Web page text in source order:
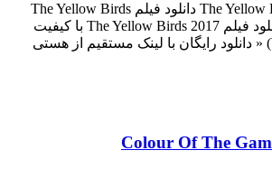
دانلود فیلم The Yellow Birds 2017 دانلود فیلم The Yellow Birds
2017 لینک مستقیم دانلود فیلم The Yellow Birds 2017 با کیفیت
عالی (WEB-DL 720p) « دانلود رایگان با لینک مستقیم از هستی